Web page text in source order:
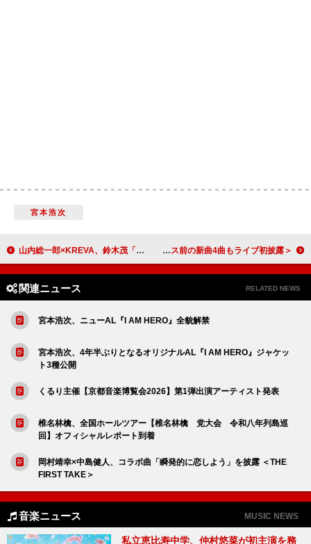
宮本浩次
山内総一郎×KREVA、鈴木茂「八月の匂い」カバーのMV＆メイキングムービー公開 ＜ライブレポート＞NEXZ 初のアリーナツアー開幕、リリース前の新曲4曲もライブ初披露
関連ニュース RELATED NEWS
宮本浩次、ニューAL『I AM HERO』全貌解禁
宮本浩次、4年半ぶりとなるオリジナルAL『I AM HERO』ジャケッ
ト3種公開
くるり主催【京都音楽博覧会2026】第1弾出演アーティスト発表
椎名林檎、全国ホールツアー【椎名林檎 党大会 令和八年列島巡
回】オフィシャルレポート到着
岡村靖幸×中島健人、コラボ曲「瞬発的に恋しよう」を披露 ＜THE
FIRST TAKE＞
音楽ニュース MUSIC NEWS
私立恵比寿中学、仲村悠菜が初主演を務